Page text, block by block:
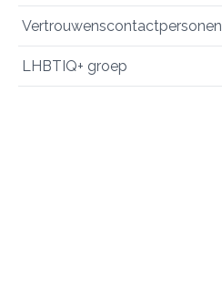
Vertrouwenscontactpersonen
LHBTIQ+ groep